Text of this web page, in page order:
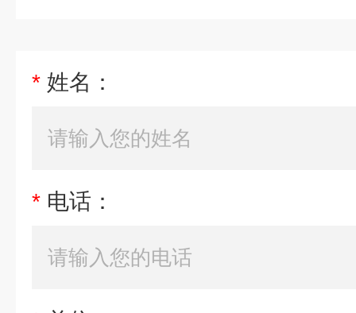
* 姓名：
* 电话：